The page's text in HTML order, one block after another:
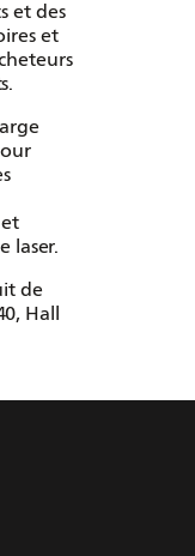
et des
et
laser.
de
Hall